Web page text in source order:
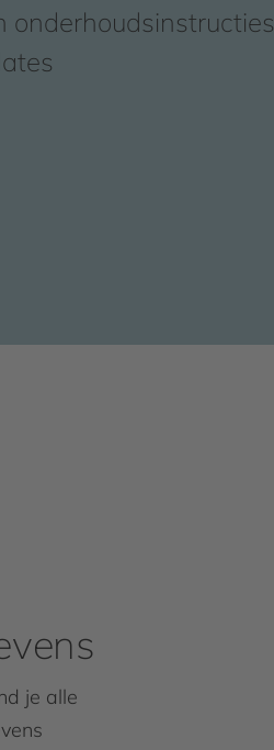
onderhoudsinstructies
je alle